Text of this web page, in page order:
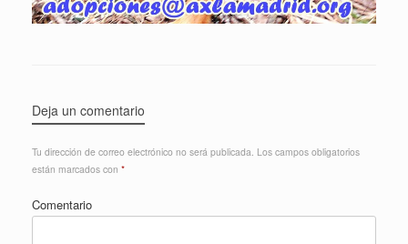
Deja un comentario
Tu dirección de correo electrónico no será publicada. Los campos obligatorios
están marcados con *
Comentario